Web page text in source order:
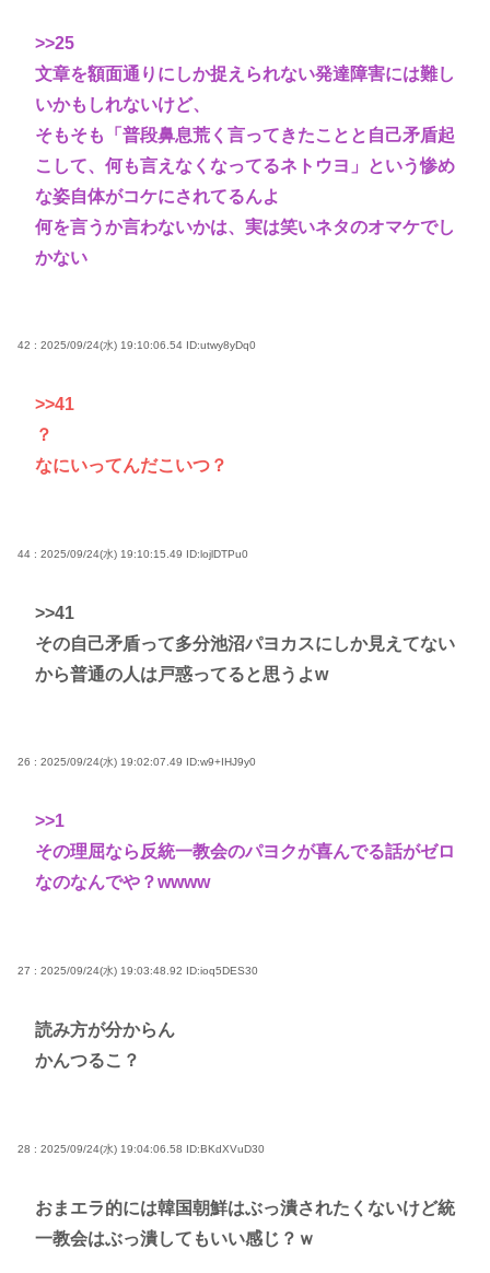
>>25
文章を額面通りにしか捉えられない発達障害には難し
いかもしれないけど、
そもそも「普段鼻息荒く言ってきたことと自己矛盾起
こして、何も言えなくなってるネトウヨ」という惨め
な姿自体がコケにされてるんよ
何を言うか言わないかは、実は笑いネタのオマケでし
かない
42 : 2025/09/24(水) 19:10:06.54 ID:utwy8yDq0
>>41
？
なにいってんだこいつ？
44 : 2025/09/24(水) 19:10:15.49 ID:lojlDTPu0
>>41
その自己矛盾って多分池沼パヨカスにしか見えてない
から普通の人は戸惑ってると思うよw
26 : 2025/09/24(水) 19:02:07.49 ID:w9+IHJ9y0
>>1
その理屈なら反統一教会のパヨクが喜んでる話がゼロ
なのなんでや？wwww
27 : 2025/09/24(水) 19:03:48.92 ID:ioq5DES30
読み方が分からん
かんつるこ？
28 : 2025/09/24(水) 19:04:06.58 ID:BKdXVuD30
おまエラ的には韓国朝鮮はぶっ潰されたくないけど統
一教会はぶっ潰してもいい感じ？ｗ